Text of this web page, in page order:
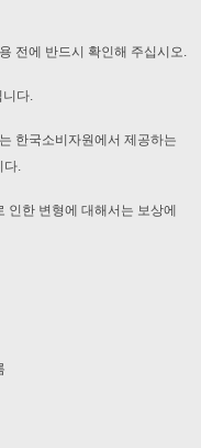
전에 반드시 확인해 주십시오.
니다.
한국소비자원에서 제공하는
다.
인한 변형에 대해서는 보상에